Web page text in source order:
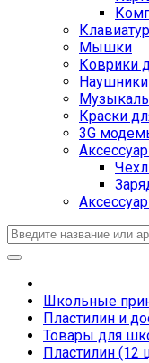
Мышки
Коврики
Наушники
Краски
3G
Школьные
Пластилин и
Товары для
Пластилин (12